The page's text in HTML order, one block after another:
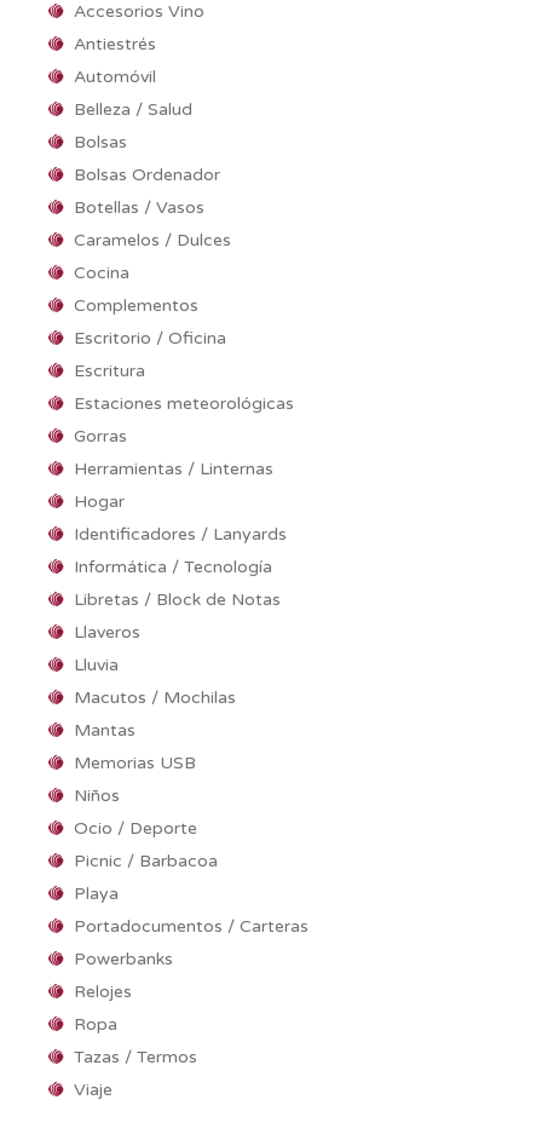
Accesorios Vino
Antiestrés
Automóvil
Belleza / Salud
Bolsas
Bolsas Ordenador
Botellas / Vasos
Caramelos / Dulces
Cocina
Complementos
Escritorio / Oficina
Escritura
Estaciones meteorológicas
Gorras
Herramientas / Linternas
Hogar
Identificadores / Lanyards
Informática / Tecnología
Libretas / Block de Notas
Llaveros
Lluvia
Macutos / Mochilas
Mantas
Memorias USB
Niños
Ocio / Deporte
Picnic / Barbacoa
Playa
Portadocumentos / Carteras
Powerbanks
Relojes
Ropa
Tazas / Termos
Viaje